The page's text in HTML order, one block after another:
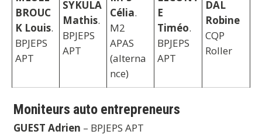
BROUC
K Louis.
BPJEPS
APT
SYKULA
Mathis.
BPJEPS
APT
Célia.
M2
APAS
(alterna
nce)
E
Timéo.
BPJEPS
APT
DAL
Robine
CQP
Roller
Moniteurs auto entrepreneurs
GUEST Adrien – BPJEPS APT